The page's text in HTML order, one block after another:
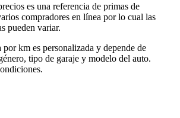
es una referencia de primas de
compradores en línea por lo cual las
pueden variar.
km es personalizada y depende de
tipo de garaje y modelo del auto.